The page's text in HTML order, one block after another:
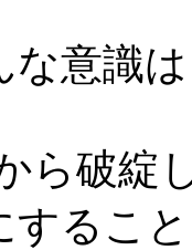
意識
ら破綻
するこ